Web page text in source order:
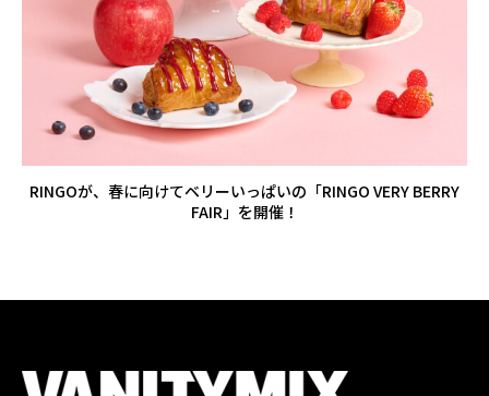
RINGOが、春に向けてベリーいっぱいの「RINGO VERY BERRY
FAIR」を開催！